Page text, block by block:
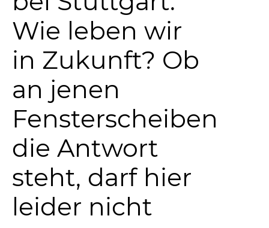
Wie leben wir
in Zukunft? Ob
an jenen
Fensterscheiben
die Antwort
steht, darf hier
leider nicht